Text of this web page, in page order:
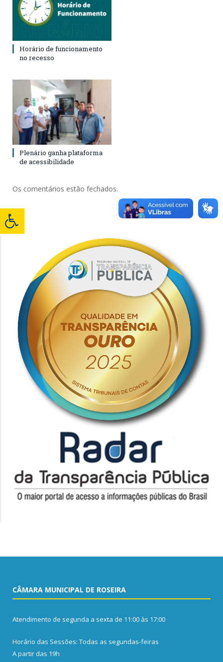
Horário de funcionamento
no recesso
Plenário ganha plataforma
de acessibilidade
Os comentários estão fechados.
CÂMARA MUNICIPAL DE ROSEIRA
Atendimento de segunda a sexta de 11:00 às 17:00
Horário das Sessões: Todas as segundas-feiras
A partir das 19h